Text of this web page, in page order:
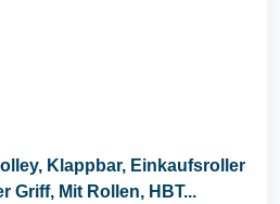
Klappbar, Einkaufsroller
Griff, Mit Rollen, HBT...